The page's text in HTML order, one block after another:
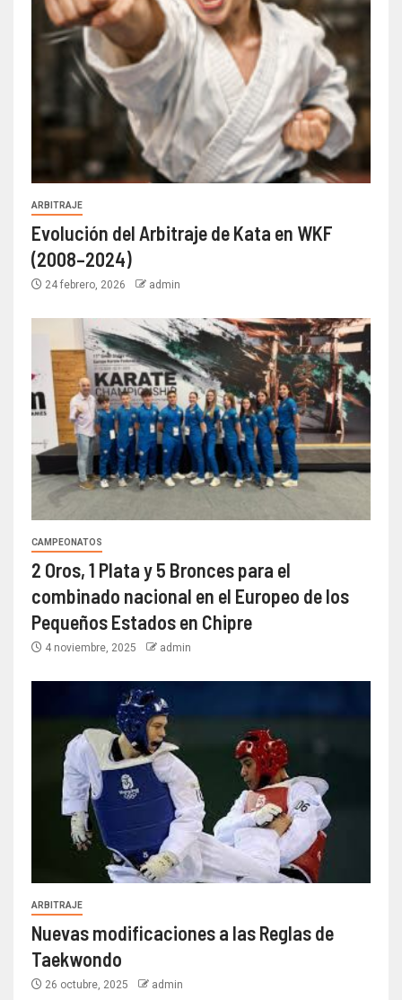
ARBITRAJE
Evolución del Arbitraje de Kata en WKF
(2008–2024)
24 febrero, 2026 admin
CAMPEONATOS
2 Oros, 1 Plata y 5 Bronces para el
combinado nacional en el Europeo de los
Pequeños Estados en Chipre
4 noviembre, 2025 admin
ARBITRAJE
Nuevas modificaciones a las Reglas de
Taekwondo
26 octubre, 2025 admin